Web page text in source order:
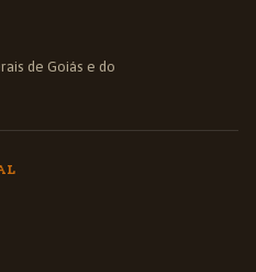
de Goiás e do